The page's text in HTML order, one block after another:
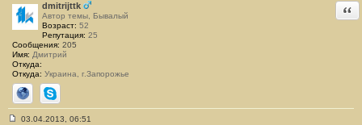
е
н
и
#
3
2
dmitrijttk
Автор темы, Бывалый
Возраст: 52
Репутация: 25
Сообщения: 205
Имя: Дмитрий
Откуда:
Откуда: Украина, г.Запорожье
СайтSkype
03.04.2013, 06:51